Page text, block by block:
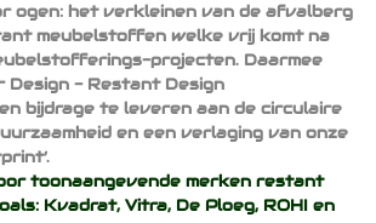
ogen: het verkleinen van de afvalberg
meubelstoffen welke vrij komt na
projecten. Daarmee
- Restant Design
bijdrage te leveren aan de circulaire
en een verlaging van onze
toonaangevende merken restant
Kvadrat, Vitra, De Ploeg, ROHI en